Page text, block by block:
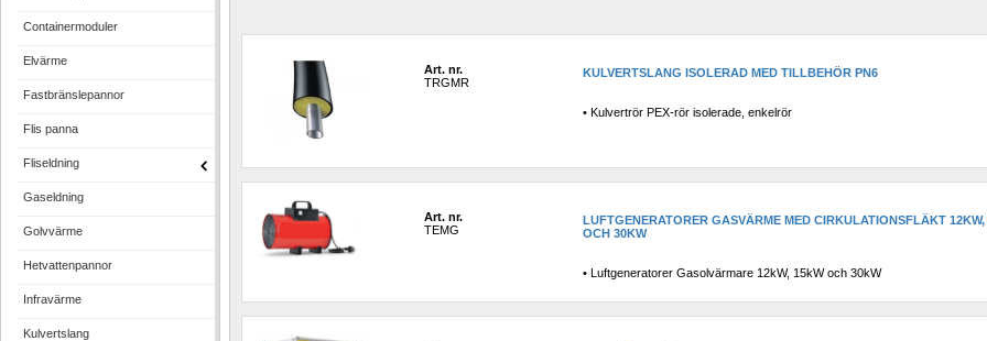
Containermoduler
Elvärme
Fastbränslepannor
Flis panna
Fliseldning
Gaseldning
Golvvärme
Hetvattenpannor
Infravärme
Kulvertslang
Art. nr.
TRGMR
KULVERTSLANG ISOLERAD MED TILLBEHÖR PN6
• Kulvertrör PEX-rör isolerade, enkelrör
Art. nr.
TEMG
LUFTGENERATORER GASVÄRME MED CIRKULATIONSFLÄKT
OCH 30KW
• Luftgeneratorer Gasolvärmare 12kW, 15kW och 30kW